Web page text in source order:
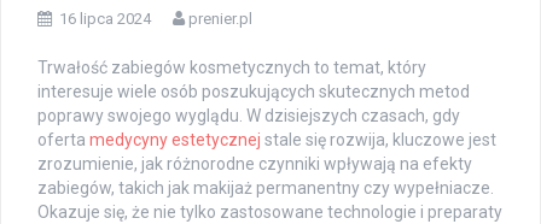
16 lipca 2024 prenier.pl
Trwałość zabiegów kosmetycznych to temat, który
interesuje wiele osób poszukujących skutecznych metod
poprawy swojego wyglądu. W dzisiejszych czasach, gdy
oferta medycyny estetycznej stale się rozwija, kluczowe jest
zrozumienie, jak różnorodne czynniki wpływają na efekty
zabiegów, takich jak makijaż permanentny czy wypełniacze.
Okazuje się, że nie tylko zastosowane technologie i preparaty